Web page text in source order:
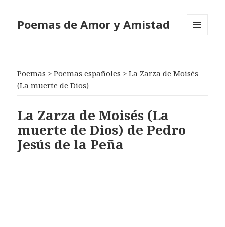
Poemas de Amor y Amistad
Poemas >Poemas españoles >La Zarza de Moisés
(La muerte de Dios)
La Zarza de Moisés (La
muerte de Dios) de Pedro
Jesús de la Peña